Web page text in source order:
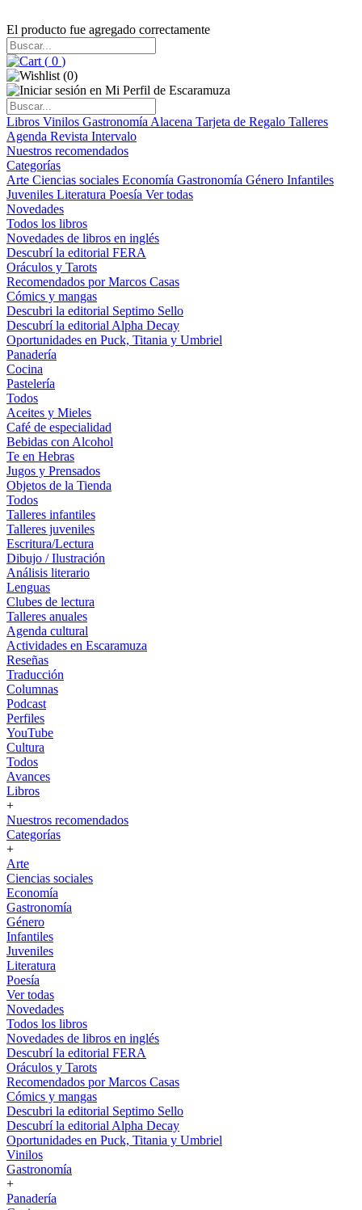
El producto fue agregado correctamente
( 0 )
(0)
Libros Vinilos Gastronomía Alacena Tarjeta de Regalo Talleres
Agenda Revista Intervalo
Nuestros recomendados
Categorías
Arte Ciencias sociales Economía Gastronomía Género Infantiles
Juveniles Literatura Poesía Ver todas
Novedades
Todos los libros
Novedades de libros en inglés
Descubrí la editorial FERA
Oráculos y Tarots
Recomendados por Marcos Casas
Cómics y mangas
Descubri la editorial Septimo Sello
Descubrí la editorial Alpha Decay
Oportunidades en Puck, Titania y Umbriel
Panadería
Cocina
Pastelería
Todos
Aceites y Mieles
Café de especialidad
Bebidas con Alcohol
Te en Hebras
Jugos y Prensados
Objetos de la Tienda
Todos
Talleres infantiles
Talleres juveniles
Escritura/Lectura
Dibujo / Ilustración
Análisis literario
Lenguas
Clubes de lectura
Talleres anuales
Agenda cultural
Actividades en Escaramuza
Reseñas
Traducción
Columnas
Podcast
Perfiles
YouTube
Cultura
Todos
Avances
Libros
+
Nuestros recomendados
Categorías
+
Arte
Ciencias sociales
Economía
Gastronomía
Género
Infantiles
Juveniles
Literatura
Poesía
Ver todas
Novedades
Todos los libros
Novedades de libros en inglés
Descubrí la editorial FERA
Oráculos y Tarots
Recomendados por Marcos Casas
Cómics y mangas
Descubri la editorial Septimo Sello
Descubrí la editorial Alpha Decay
Oportunidades en Puck, Titania y Umbriel
Vinilos
Gastronomía
+
Panadería